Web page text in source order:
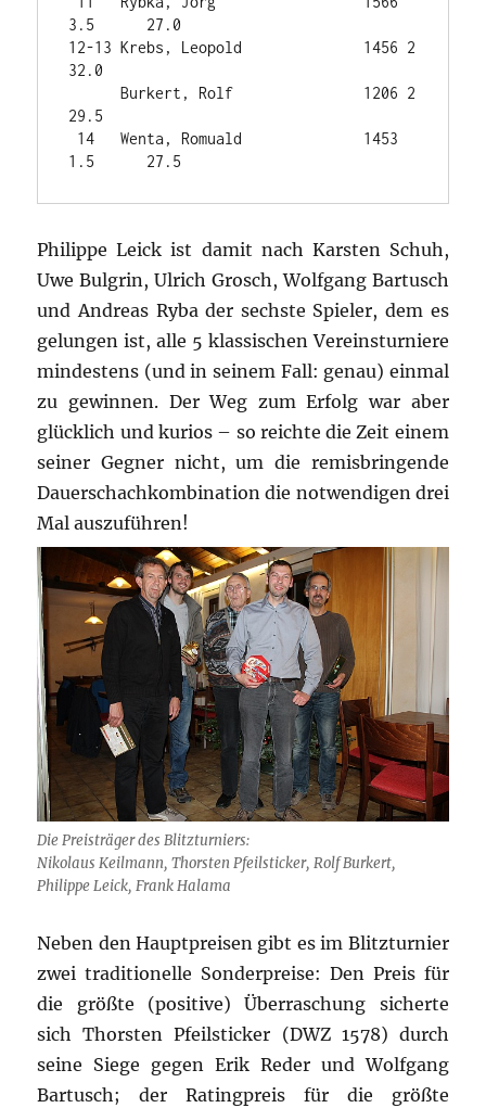
3.5      27.0
12-13 Krebs, Leopold              1456 2
32.0
      Burkert, Rolf               1206 2
29.5
Philippe Leick ist damit nach Karsten Schuh,
Uwe Bulgrin, Ulrich Grosch, Wolfgang Bartusch
und Andreas Ryba der sechste Spieler, dem es
gelungen ist, alle 5 klassischen Vereinsturniere
mindestens (und in seinem Fall: genau) einmal
zu gewinnen. Der Weg zum Erfolg war aber
glücklich und kurios – so reichte die Zeit einem
seiner Gegner nicht, um die remisbringende
Dauerschachkombination die notwendigen drei
Mal auszuführen!
Die Preisträger des Blitzturniers:
Nikolaus Keilmann, Thorsten Pfeilsticker, Rolf Burkert,
Philippe Leick, Frank Halama
Neben den Hauptpreisen gibt es im Blitzturnier
zwei traditionelle Sonderpreise: Den Preis für
die größte (positive) Überraschung sicherte
sich Thorsten Pfeilsticker (DWZ 1578) durch
seine Siege gegen Erik Reder und Wolfgang
Bartusch; der Ratingpreis für die größte